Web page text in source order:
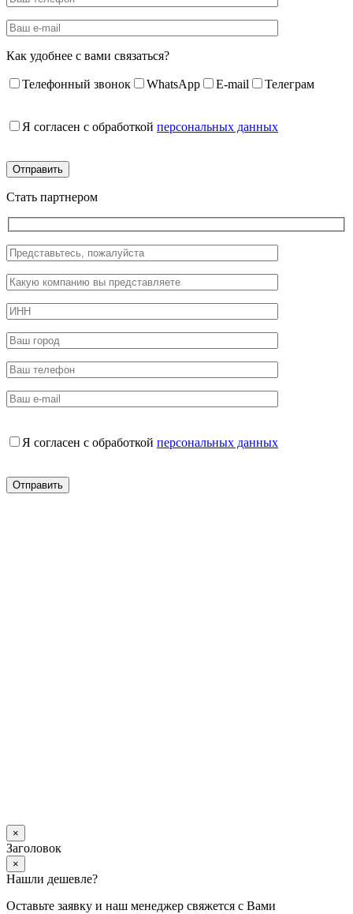
Как удобнее с вами связаться?
Телефонный звонок WhatsApp E-mail Телеграм
Я согласен с обработкой персональных данных
Стать партнером
Я согласен с обработкой персональных данных
×
Заголовок
×
Нашли дешевле?
Оставьте заявку и наш менеджер свяжется с Вами